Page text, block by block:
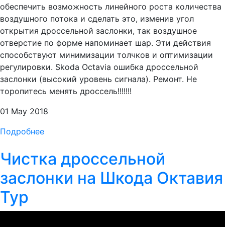
обеспечить возможность линейного роста количества
воздушного потока и сделать это, изменив угол
открытия дроссельной заслонки, так воздушное
отверстие по форме напоминает шар. Эти действия
способствуют минимизации толчков и оптимизации
регулировки. Skoda Octavia ошибка дроссельной
заслонки (высокий уровень сигнала). Ремонт. Не
торопитесь менять дроссель!!!!!!!
01 May 2018
Подробнее
Чистка дроссельной
заслонки на Шкода Октавия
Тур